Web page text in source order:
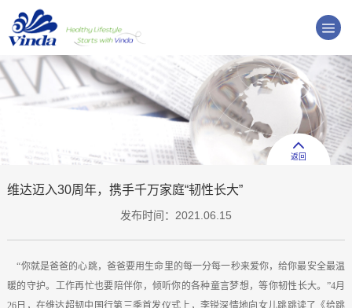
返回
维达迈入30周年，携手千万家庭“韧性长大”
发布时间：2021.06.15
“你就是爸爸的心跳，爸爸要用生命里的每一分每一秒来爱你，给你最安全最温
暖的守护。工作再忙也要陪伴你，倾听你的各种童言梦想，等你韧性长大。”4月
26日，在维达超韧中国行第三季首发仪式上，李锐深情地向女儿跳跳读了《给跳